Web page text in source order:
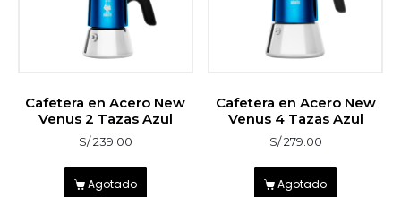
Cafetera en Acero New
Venus 2 Tazas Azul
S/239.00
Agotado
Cafetera en Acero New
Venus 4 Tazas Azul
S/279.00
Agotado